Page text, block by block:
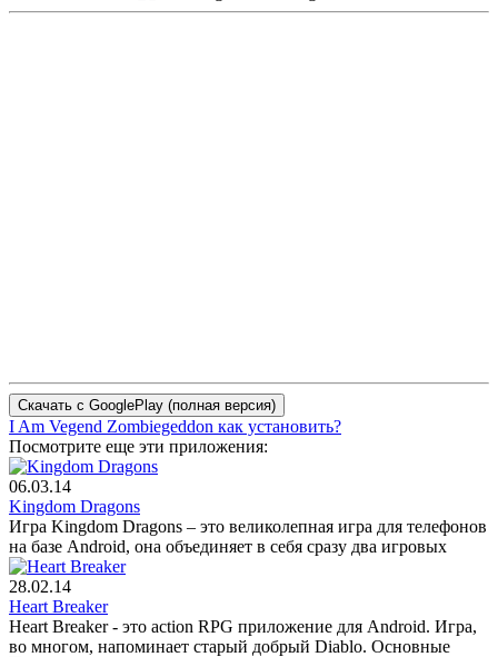
I Am Vegend Zombiegeddon как установить?
Посмотрите еще эти приложения:
06.03.14
Kingdom Dragons
Игра Kingdom Dragons – это великолепная игра для телефонов
на базе Android, она объединяет в себя сразу два игровых
28.02.14
Heart Breaker
Heart Breaker - это action RPG приложение для Android. Игра,
во многом, напоминает старый добрый Diablo. Основные